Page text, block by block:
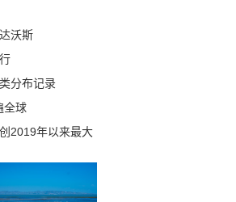
沃斯
分布记录
全球
2019年以来最大